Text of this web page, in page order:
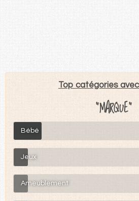
Top catégories
"MARQUE"
Bébé
Jeux
Ameublement